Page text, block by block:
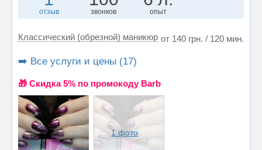
отзыв звонков опыт
Классический (обрезной) маникюр от 140 грн. / 120 мин.
➡️ Все услуги и цены (17)
🎁 Cкидка 5% по промокоду Barb
1 фото